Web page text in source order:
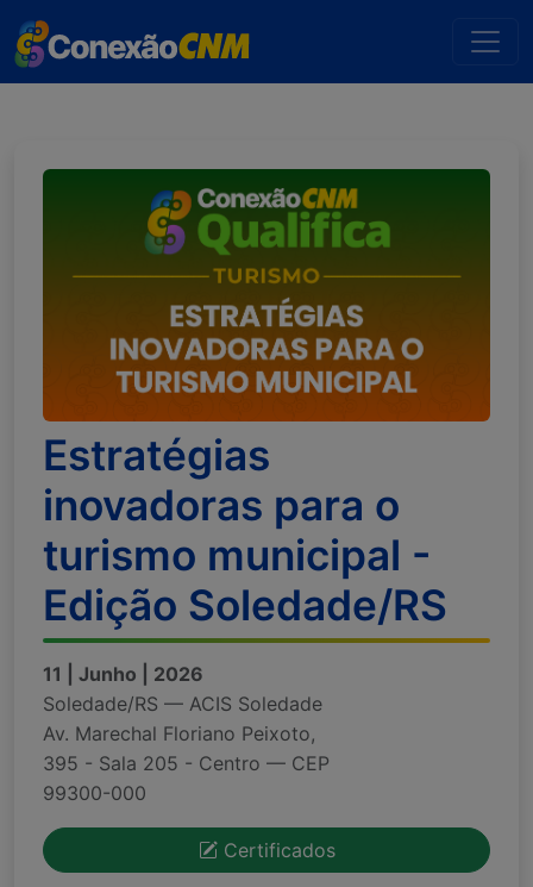
Estratégias
inovadoras para o
turismo municipal -
Edição Soledade/RS
11 | Junho | 2026
Soledade/RS — ACIS Soledade
Av. Marechal Floriano Peixoto,
395 - Sala 205 - Centro — CEP
99300-000
Certificados